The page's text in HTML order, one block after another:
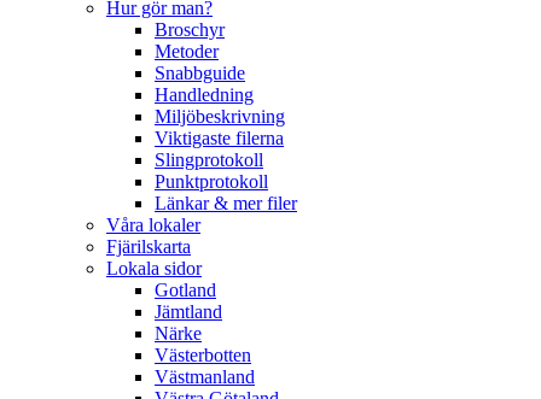
Hur gör man?
Broschyr
Metoder
Snabbguide
Handledning
Miljöbeskrivning
Viktigaste filerna
Slingprotokoll
Punktprotokoll
Länkar & mer filer
Våra lokaler
Fjärilskarta
Lokala sidor
Gotland
Jämtland
Närke
Västerbotten
Västmanland